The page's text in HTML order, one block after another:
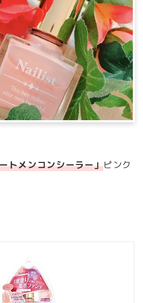
トメンコンシーラー」ピンク